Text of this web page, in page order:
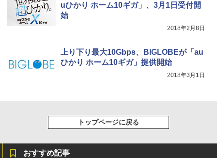
uひかり ホーム10ギガ」、3月1日受付開
始
2018年2月8日
上り下り最大10Gbps、BIGLOBEが「au
ひかり ホーム10ギガ」提供開始
2018年3月1日
トップページに戻る
おすすめ記事